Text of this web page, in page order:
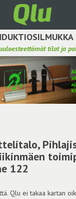
tilat ja
122
Qlu ei takaa kartan